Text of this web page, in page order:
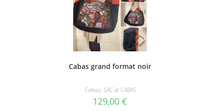
Cabas grand format noir
Cabas, SAC et CABAS
129,00 €